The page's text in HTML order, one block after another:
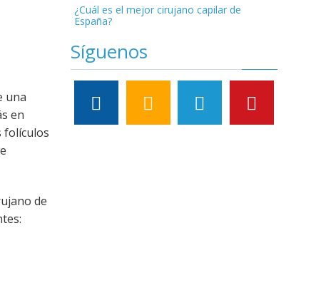
una
en
folículos
de
¿Cuál es el mejor cirujano capilar de
España?
Síguenos